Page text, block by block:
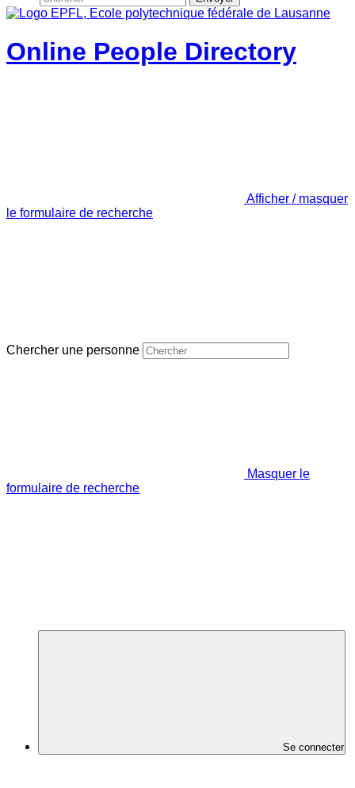
Online People Directory
Afficher / masquer
le formulaire de recherche
Chercher une personne
Masquer le
formulaire de recherche
Se connecter